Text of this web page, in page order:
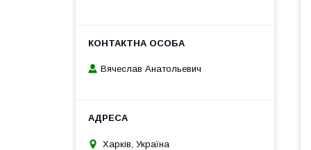
Вячеслав Анатольевич
Харків, Україна